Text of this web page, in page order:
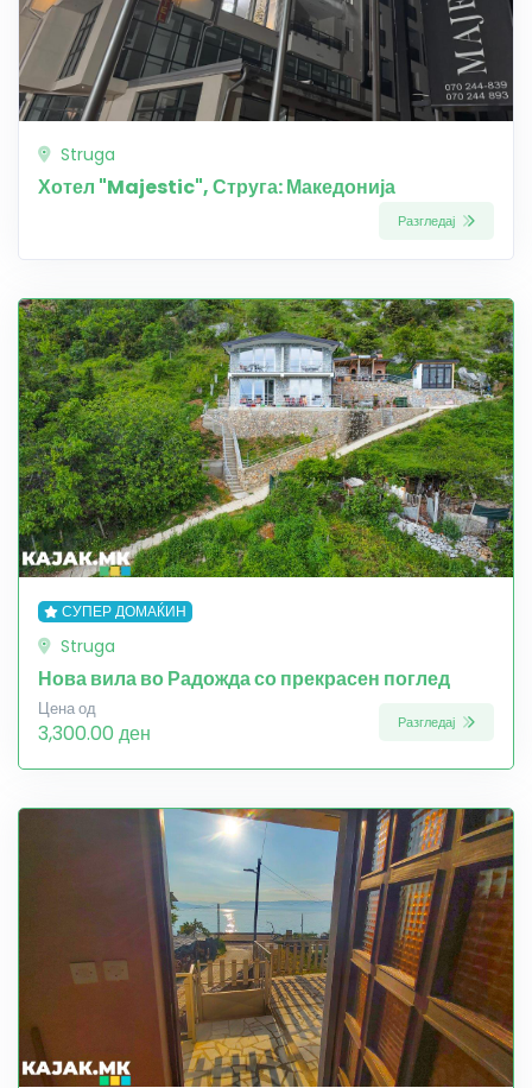
Struga
Хотел "Majestic", Струга: Македонија
Разгледај
СУПЕР ДОМАЌИН
Struga
Нова вила во Радожда со прекрасен поглед
Цена од
3,300.00 ден Разгледај